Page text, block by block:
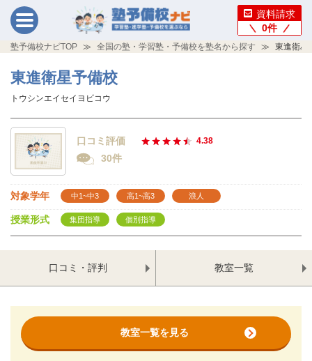
資料請求
0件
塾予備校ナビTOP 全国の塾・学習塾・予備校を塾名から探す 東進衛星
東進衛星予備校
トウシンエイセイヨビコウ
口コミ評価 4.38
30件
対象学年 中1~中3 高1~高3 浪人
授業形式 集団指導 個別指導
口コミ・評判 教室一覧
教室一覧を見る